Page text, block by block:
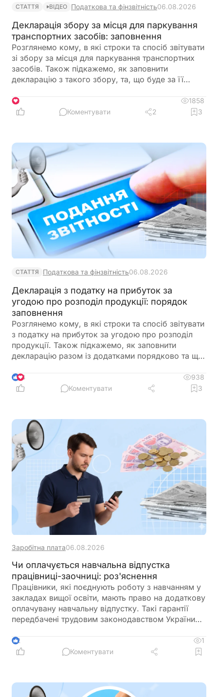
СТАТТЯ ВІДЕО Податкова та фінзвітність06.08.2026
Декларація збору за місця для паркування
транспортних засобів: заповнення
Розглянемо кому, в які строки та спосіб звітувати
зі збору за місця для паркування транспортних
засобів. Також підкажемо, як заповнити
декларацію з такого збору, та, що буде за її
1
1858
Коментувати
2 3
СТАТТЯ Податкова та фінзвітність06.08.2026
Декларація з податку на прибуток за
угодою про розподіл продукції: порядок
заповнення
Розглянемо кому, в які строки та спосіб звітувати
з податку на прибуток за угодою про розподіл
продукції. Також підкажемо, як заповнити
декларацію разом із додатками порядково та що
4
938
Коментувати
3
Заробітна плата06.08.2026
Чи оплачується навчальна відпустка
працівниці-заочниці: роз'яснення
Працівники, які поєднують роботу з навчанням у
закладах вищої освіти, мають право на додаткову
оплачувану навчальну відпустку. Такі гарантії
передбачені трудовим законодавством України
період навчальної відпустки за ними зберігається
середній заробіток. Це правило поширюється,
2
1
Коментувати